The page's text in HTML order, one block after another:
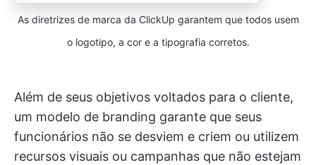
As diretrizes de marca da ClickUp garantem que todos usem
o logotipo, a cor e a tipografia corretos.
Além de seus objetivos voltados para o cliente,
um modelo de branding garante que seus
funcionários não se desviem e criem ou utilizem
recursos visuais ou campanhas que não estejam